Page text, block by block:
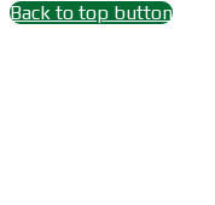
Back to top button